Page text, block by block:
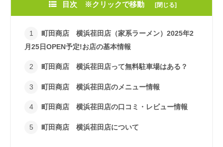
目次 ※クリックで移動
町田商店 横浜荏田店（家系ラーメン）2025年2
月25日OPEN予定!お店の基本情報
町田商店 横浜荏田店って無料駐車場はある？
町田商店 横浜荏田店のメニュー情報
町田商店 横浜荏田店の口コミ・レビュー情報
町田商店 横浜荏田店について